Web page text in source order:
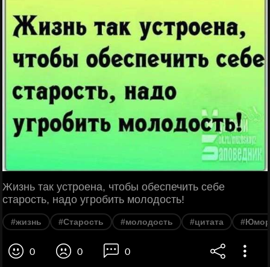
Жизнь так устроена, чтобы обеспечить себе
старость, надо угробить молодость!
#жизнь #Старость #молодость #цитата #Юмор
0 0 0